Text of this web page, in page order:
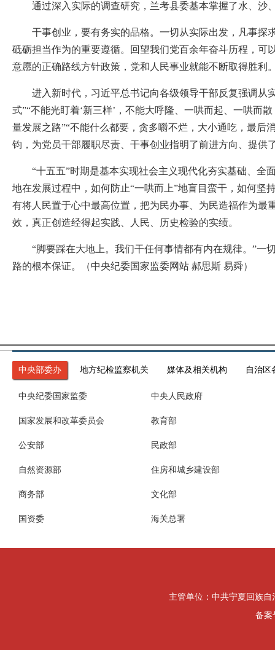
通过深入实际的调查研究，兰考县委基本掌握了水、沙
干事创业，要有务实的品格。一切从实际出发，凡事探
砥砺担当作为的重要遵循。回望我们党百余年奋斗历程，
意愿的正确路线方针政策，党和人民事业就能不断取得胜利
进入新时代，习近平总书记向各级领导干部反复强调从
式”“不能光盯着‘新三样’，不能大呼隆、一哄而起、一哄而
量发展之路”“不能什么都要，贪多嚼不烂，大小通吃，最后
钧，为党员干部履职尽责、干事创业指明了前进方向、提供
“十五五”时期是基本实现社会主义现代化夯实基础、全面
地在发展过程中，如何防止“一哄而上”地盲目蛮干，如何
有将人民置于心中最高位置，把为民办事、为民造福作为
效，真正创造经得起实践、人民、历史检验的实绩。
“脚要踩在大地上。我们干任何事情都有内在规律。”一
路的根本保证。（中央纪委国家监委网站 郝思斯 易舜）
中央部委办 地方纪检监察机关 媒体及相关机构 自治区
中央纪委国家监委 中央人民政府
国家发展和改革委员会 教育部
公安部 民政部
自然资源部 住房和城乡建设部
商务部 文化部
国资委 海关总署
主管单位：中共宁夏回族自
备案